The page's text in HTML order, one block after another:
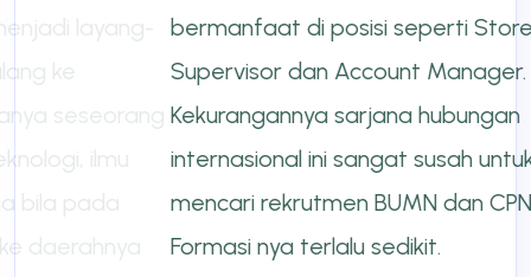
bermanfaat di posisi seperti Store
Supervisor dan Account Manager.
Kekurangannya sarjana hubungan
internasional ini sangat susah untuk
mencari rekrutmen BUMN dan CPNS.
Formasi nya terlalu sedikit.